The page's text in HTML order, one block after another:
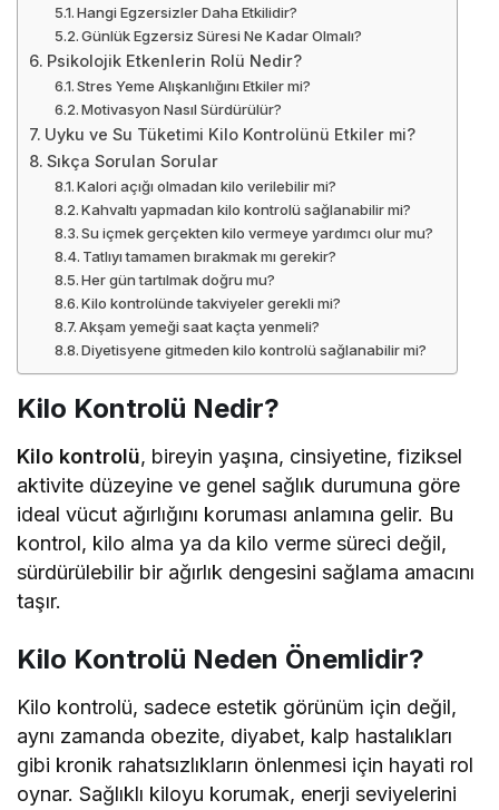
Hangi Egzersizler Daha Etkilidir?
Günlük Egzersiz Süresi Ne Kadar Olmalı?
Psikolojik Etkenlerin Rolü Nedir?
Stres Yeme Alışkanlığını Etkiler mi?
Motivasyon Nasıl Sürdürülür?
Uyku ve Su Tüketimi Kilo Kontrolünü Etkiler mi?
Sıkça Sorulan Sorular
Kalori açığı olmadan kilo verilebilir mi?
Kahvaltı yapmadan kilo kontrolü sağlanabilir mi?
Su içmek gerçekten kilo vermeye yardımcı olur mu?
Tatlıyı tamamen bırakmak mı gerekir?
Her gün tartılmak doğru mu?
Kilo kontrolünde takviyeler gerekli mi?
Akşam yemeği saat kaçta yenmeli?
Diyetisyene gitmeden kilo kontrolü sağlanabilir mi?
Kilo Kontrolü Nedir?
Kilo kontrolü, bireyin yaşına, cinsiyetine, fiziksel
aktivite düzeyine ve genel sağlık durumuna göre
ideal vücut ağırlığını koruması anlamına gelir. Bu
kontrol, kilo alma ya da kilo verme süreci değil,
sürdürülebilir bir ağırlık dengesini sağlama amacını
taşır.
Kilo Kontrolü Neden Önemlidir?
Kilo kontrolü, sadece estetik görünüm için değil,
aynı zamanda obezite, diyabet, kalp hastalıkları
gibi kronik rahatsızlıkların önlenmesi için hayati rol
oynar. Sağlıklı kiloyu korumak, enerji seviyelerini